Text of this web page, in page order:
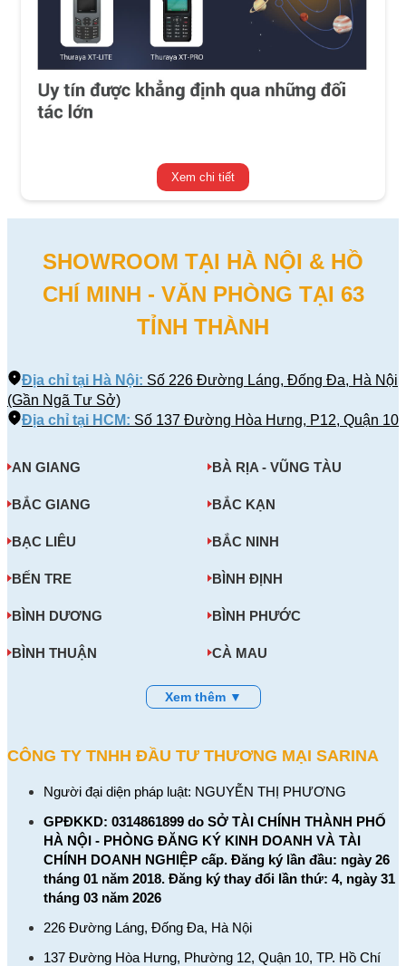
Xem chi tiết
SHOWROOM TẠI HÀ NỘI & HỒ
CHÍ MINH - VĂN PHÒNG TẠI 63
TỈNH THÀNH
Địa chỉ tại Hà Nội: Số 226 Đường Láng, Đống Đa, Hà Nội
(Gần Ngã Tư Sở)
Địa chỉ tại HCM: Số 137 Đường Hòa Hưng, P12, Quận 10
AN GIANG BÀ RỊA - VŨNG TÀU
BẮC GIANG BẮC KẠN
BẠC LIÊU BẮC NINH
BẾN TRE BÌNH ĐỊNH
BÌNH DƯƠNG BÌNH PHƯỚC
BÌNH THUẬN CÀ MAU
Xem thêm ▼
CÔNG TY TNHH ĐẦU TƯ THƯƠNG MẠI SARINA
Người đại diện pháp luật: NGUYỄN THỊ PHƯƠNG
GPĐKKD: 0314861899 do SỞ TÀI CHÍNH THÀNH PHỐ
HÀ NỘI - PHÒNG ĐĂNG KÝ KINH DOANH VÀ TÀI
CHÍNH DOANH NGHIỆP cấp. Đăng ký lần đầu: ngày 26
tháng 01 năm 2018. Đăng ký thay đổi lần thứ: 4, ngày 31
tháng 03 năm 2026
226 Đường Láng, Đống Đa, Hà Nội
137 Đường Hòa Hưng, Phường 12, Quận 10, TP. Hồ Chí